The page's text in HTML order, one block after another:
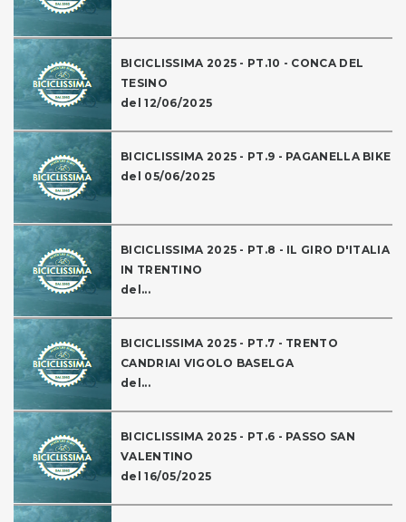
BICICLISSIMA 2025 - PT.10 - CONCA DEL
TESINO
del 12/06/2025
BICICLISSIMA 2025 - PT.9 - PAGANELLA BIKE
del 05/06/2025
BICICLISSIMA 2025 - PT.8 - IL GIRO D'ITALIA
IN TRENTINO
del...
BICICLISSIMA 2025 - PT.7 - TRENTO
CANDRIAI VIGOLO BASELGA
del...
BICICLISSIMA 2025 - PT.6 - PASSO SAN
VALENTINO
del 16/05/2025